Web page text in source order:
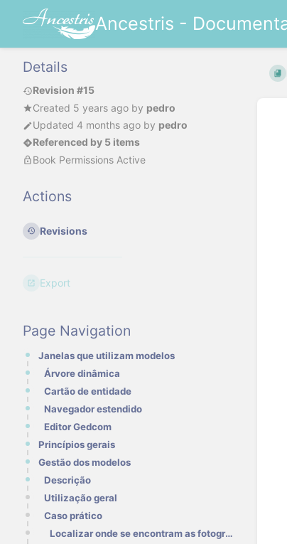
Ancestris -
Details
Revision #15
Created 5 years ago by pedro
Updated 4 months ago by pedro
Referenced by 5 items
Book Permissions Active
Actions
Revisions
Export
Page Navigation
Janelas que utilizam modelos
Árvore dinâmica
Cartão de entidade
Navegador estendido
Editor Gedcom
Princípios gerais
Gestão dos modelos
Descrição
Utilização geral
Caso prático
Localizar onde se encontram as fotografias dos indivíduos